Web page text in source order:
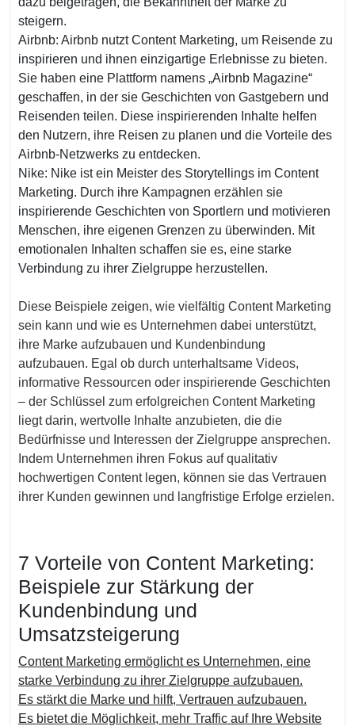
steigern.
Airbnb: Airbnb nutzt Content Marketing, um Reisende zu
inspirieren und ihnen einzigartige Erlebnisse zu bieten.
Sie haben eine Plattform namens „Airbnb Magazine“
geschaffen, in der sie Geschichten von Gastgebern und
Reisenden teilen. Diese inspirierenden Inhalte helfen
den Nutzern, ihre Reisen zu planen und die Vorteile des
Airbnb-Netzwerks zu entdecken.
Nike: Nike ist ein Meister des Storytellings im Content
Marketing. Durch ihre Kampagnen erzählen sie
inspirierende Geschichten von Sportlern und motivieren
Menschen, ihre eigenen Grenzen zu überwinden. Mit
emotionalen Inhalten schaffen sie es, eine starke
Verbindung zu ihrer Zielgruppe herzustellen.
Diese Beispiele zeigen, wie vielfältig Content Marketing
sein kann und wie es Unternehmen dabei unterstützt,
ihre Marke aufzubauen und Kundenbindung
aufzubauen. Egal ob durch unterhaltsame Videos,
informative Ressourcen oder inspirierende Geschichten
– der Schlüssel zum erfolgreichen Content Marketing
liegt darin, wertvolle Inhalte anzubieten, die die
Bedürfnisse und Interessen der Zielgruppe ansprechen.
Indem Unternehmen ihren Fokus auf qualitativ
hochwertigen Content legen, können sie das Vertrauen
ihrer Kunden gewinnen und langfristige Erfolge erzielen.
7 Vorteile von Content Marketing:
Beispiele zur Stärkung der
Kundenbindung und
Umsatzsteigerung
Content Marketing ermöglicht es Unternehmen, eine
starke Verbindung zu ihrer Zielgruppe aufzubauen.
Es stärkt die Marke und hilft, Vertrauen aufzubauen.
Es bietet die Möglichkeit, mehr Traffic auf Ihre Website